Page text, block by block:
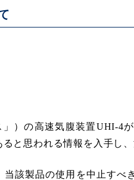
）の高速気腹装置UHI-4
と思われる情報を入手し
該製品の使用を中止すべ